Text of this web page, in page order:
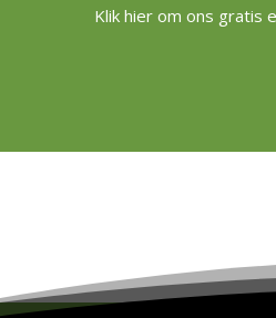
Klik hier om ons gratis